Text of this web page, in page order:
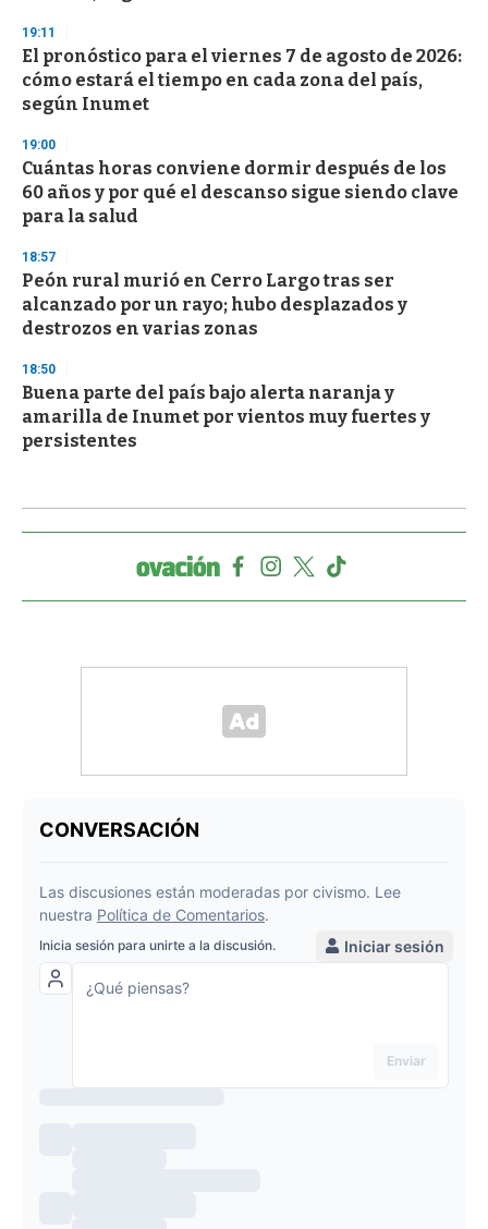
19:11
El pronóstico para el viernes 7 de agosto de 2026:
cómo estará el tiempo en cada zona del país,
según Inumet
19:00
Cuántas horas conviene dormir después de los
60 años y por qué el descanso sigue siendo clave
para la salud
18:57
Peón rural murió en Cerro Largo tras ser
alcanzado por un rayo; hubo desplazados y
destrozos en varias zonas
18:50
Buena parte del país bajo alerta naranja y
amarilla de Inumet por vientos muy fuertes y
persistentes